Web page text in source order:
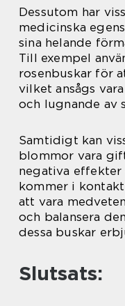
Dessutom har
medicinska
sina helande
Till exempel
rosenbuskar för
vilket ansågs
och lugnande av
Samtidigt kan
blommor vara
negativa effekter
kommer i
att vara
och balansera
dessa buskar
Slutsats: